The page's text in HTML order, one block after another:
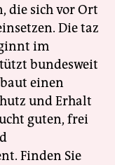
die sich vor Ort
Die taz
im
bundesweit
einen
und Erhalt
guten, frei
Finden Sie